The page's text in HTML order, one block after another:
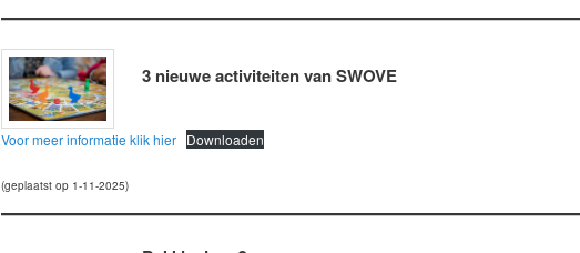
3 nieuwe activiteiten van SWOVE
Voor meer informatie klik hier Downloaden
(geplaatst op 1-11-2025)